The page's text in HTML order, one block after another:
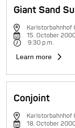
Giant Sand
Karlstorbahnhof
15. October
9:30 p.m.
Learn more
Conjoint
Karlstorbahnhof
18. October